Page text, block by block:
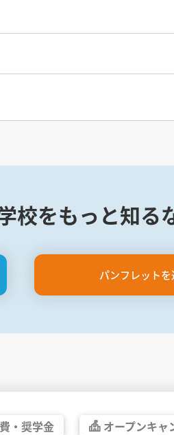
校をもっと知る
パンフレット
・ 奨学金 オープンキャ